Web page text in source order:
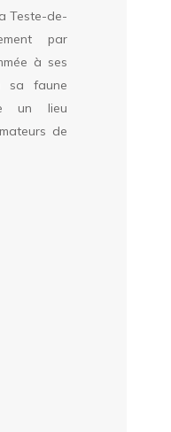
Teste-de-
par
à ses
sa faune
un lieu
de